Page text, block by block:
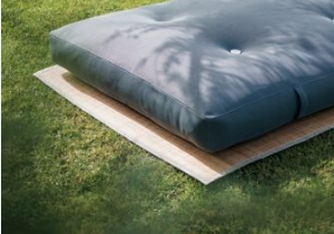
colchoneta bali